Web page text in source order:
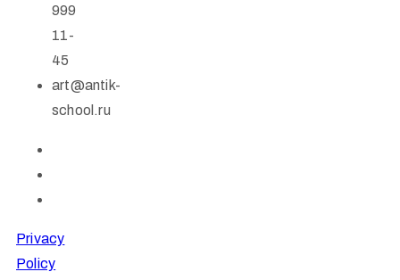
999
11-
45
art@antik-
school.ru
Privacy
Policy